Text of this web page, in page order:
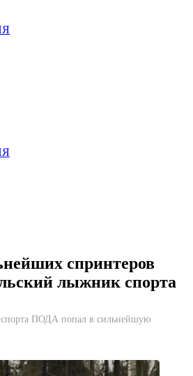
спринтеров
лыжник спорта
ПОДА попал в сильнейшую